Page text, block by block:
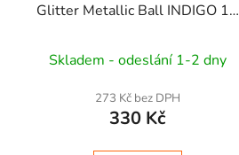
Glitter Metallic Ball INDIGO 15
Skladem - odeslání 1-2 dny
273 Kč bez DPH
330 Kč